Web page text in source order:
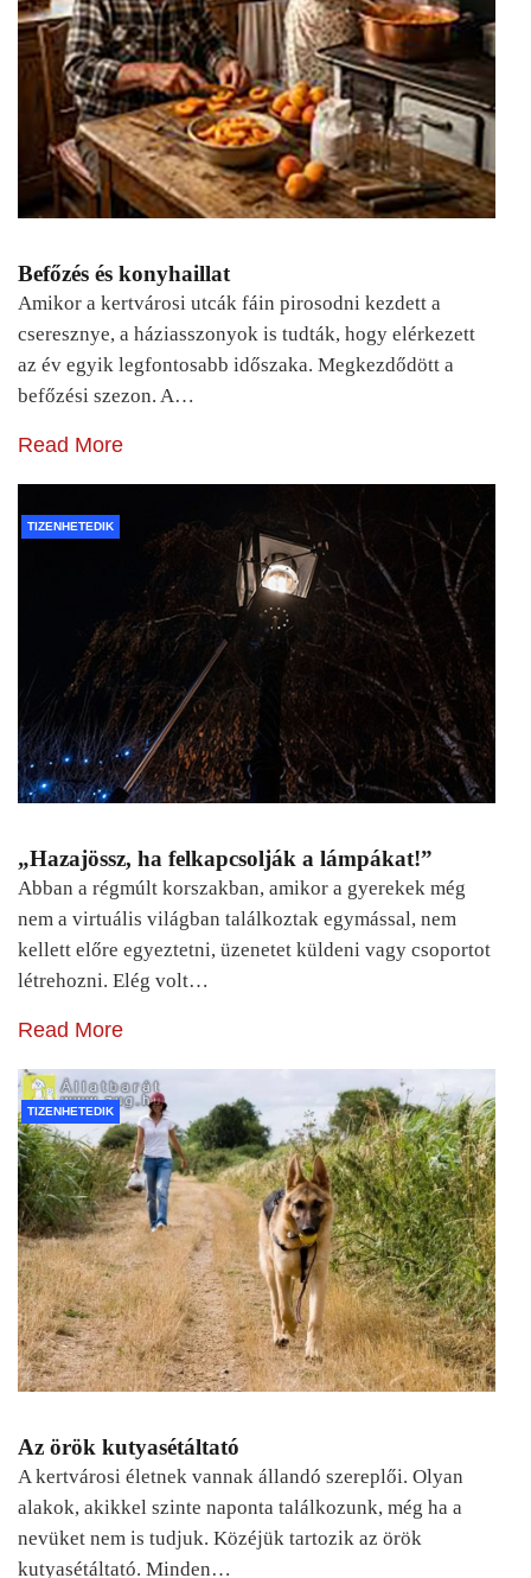
Befőzés és konyhaillat
Amikor a kertvárosi utcák fáin pirosodni kezdett a
cseresznye, a háziasszonyok is tudták, hogy elérkezett
az év egyik legfontosabb időszaka. Megkezdődött a
befőzési szezon. A…
Read More
TIZENHETEDIK
„Hazajössz, ha felkapcsolják a lámpákat!”
Abban a régmúlt korszakban, amikor a gyerekek még
nem a virtuális világban találkoztak egymással, nem
kellett előre egyeztetni, üzenetet küldeni vagy csoportot
létrehozni. Elég volt…
Read More
TIZENHETEDIK
Az örök kutyasétáltató
A kertvárosi életnek vannak állandó szereplői. Olyan
alakok, akikkel szinte naponta találkozunk, még ha a
nevüket nem is tudjuk. Közéjük tartozik az örök
kutyasétáltató. Minden…